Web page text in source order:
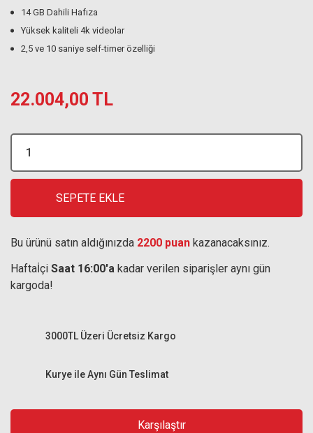
14 GB Dahili Hafıza
Yüksek kaliteli 4k videolar
2,5 ve 10 saniye self-timer özelliği
22.004,00 TL
SEPETE EKLE
Bu ürünü satın aldığınızda 2200 puan kazanacaksınız.
Haftaİçi Saat 16:00'a kadar verilen siparişler aynı gün
kargoda!
Kurye ile Aynı Gün Teslimat
3000TL Üzeri Ücretsiz Kargo
Karşılaştır